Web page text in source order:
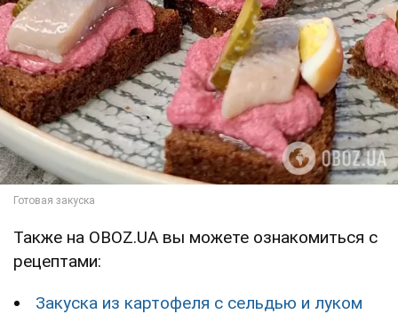
Также на OBOZ.UA вы можете ознакомиться с
рецептами:
Закуска из картофеля с сельдью и луком